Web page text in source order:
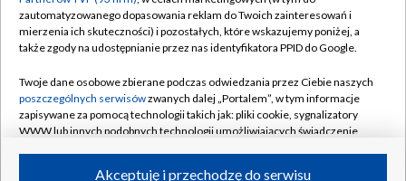
Centrum informacji TVP
Naziemna Telewizja Cyfrowa
Rada Programowa
System NOS
Informacje o nadawcy
Moje zgody
Pomoc
Kontakt
Kanały
zautomatyzowanego dopasowania reklam do Twoich zainteresowań i
mierzenia ich skuteczności) i pozostałych, które wskazujemy poniżej, a
także zgody na udostępnianie przez nas identyfikatora PPID do Google.
Twoje dane osobowe zbierane podczas odwiedzania przez Ciebie naszych
poszczególnych serwisówzwanych dalej „Portalem”, w tym informacje
zapisywane za pomocą technologii takich jak: pliki cookie, sygnalizatory
WWW lub innych podobnych technologii umożliwiających świadczenie
Akceptuję i przechodzę do serwisu